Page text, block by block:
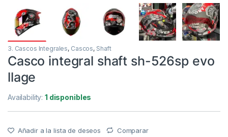
3. Cascos Integrales, Cascos, Shaft
Casco integral shaft sh-526sp evo
llage
Availability:1 disponibles
Añadir a la lista de deseos Comparar